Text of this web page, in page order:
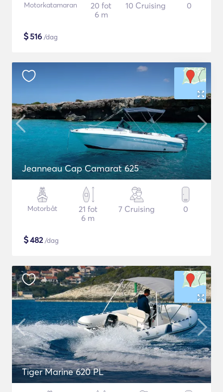
Motorkatamaran
20 fot
6 m
10 Cruising 0
$516 /dag
Jeanneau Cap Camarat 625
Motorbåt
21 fot
6 m
7 Cruising 0
$482/dag
Tiger Marine 620 PL